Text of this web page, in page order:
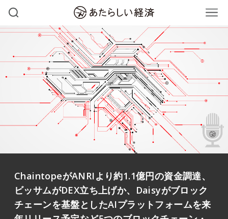
ChaintopeがANRIより約1.1億円の資金調達、
ビッサムがDEX立ち上げか、Daisyがブロック
チェーンを基盤としたAIプラットフォームを来